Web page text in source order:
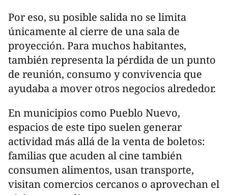
Por eso, su posible salida no se limita
únicamente al cierre de una sala de
proyección. Para muchos habitantes,
también representa la pérdida de un punto
de reunión, consumo y convivencia que
ayudaba a mover otros negocios alrededor.
En municipios como Pueblo Nuevo,
espacios de este tipo suelen generar
actividad más allá de la venta de boletos:
familias que acuden al cine también
consumen alimentos, usan transporte,
visitan comercios cercanos o aprovechan el